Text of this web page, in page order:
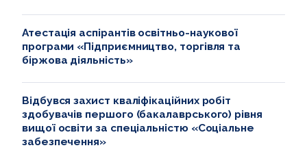
Атестація аспірантів освітньо-наукової
програми «Підприємництво, торгівля та
біржова діяльність»
Відбувся захист кваліфікаційних робіт
здобувачів першого (бакалаврського) рівня
вищої освіти за спеціальністю «Соціальне
забезпечення»